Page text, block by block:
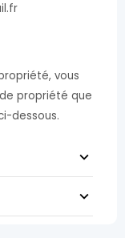
vous
propriété que
dessous.